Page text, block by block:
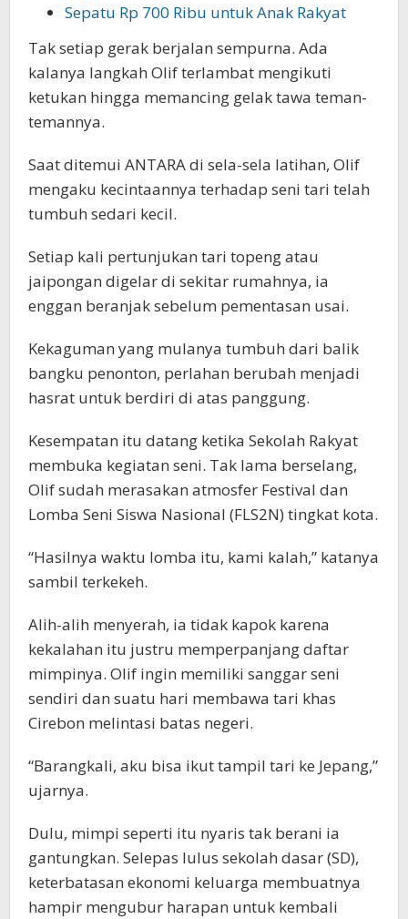
Sepatu Rp 700 Ribu untuk Anak Rakyat
Tak setiap gerak berjalan sempurna. Ada
kalanya langkah Olif terlambat mengikuti
ketukan hingga memancing gelak tawa teman-
temannya.
Saat ditemui ANTARA di sela-sela latihan, Olif
mengaku kecintaannya terhadap seni tari telah
tumbuh sedari kecil.
Setiap kali pertunjukan tari topeng atau
jaipongan digelar di sekitar rumahnya, ia
enggan beranjak sebelum pementasan usai.
Kekaguman yang mulanya tumbuh dari balik
bangku penonton, perlahan berubah menjadi
hasrat untuk berdiri di atas panggung.
Kesempatan itu datang ketika Sekolah Rakyat
membuka kegiatan seni. Tak lama berselang,
Olif sudah merasakan atmosfer Festival dan
Lomba Seni Siswa Nasional (FLS2N) tingkat kota.
“Hasilnya waktu lomba itu, kami kalah,” katanya
sambil terkekeh.
Alih-alih menyerah, ia tidak kapok karena
kekalahan itu justru memperpanjang daftar
mimpinya. Olif ingin memiliki sanggar seni
sendiri dan suatu hari membawa tari khas
Cirebon melintasi batas negeri.
“Barangkali, aku bisa ikut tampil tari ke Jepang,”
ujarnya.
Dulu, mimpi seperti itu nyaris tak berani ia
gantungkan. Selepas lulus sekolah dasar (SD),
keterbatasan ekonomi keluarga membuatnya
hampir mengubur harapan untuk kembali